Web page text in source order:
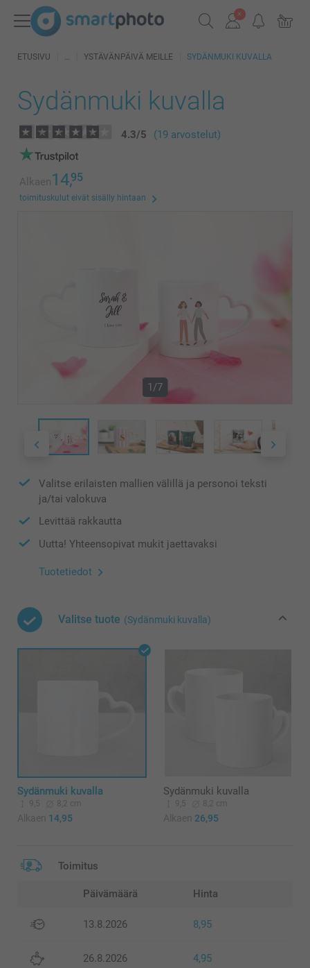
ETUSIVU YSTÄVÄNPÄIVÄ MEILLE SYDÄNMUKI KUVALLA
Sydänmuki kuvalla
4.3/5 (19 arvostelut)
Alkaen14,95
toimituskulut eivät sisälly hintaan
1/7
Valitse erilaisten mallien välillä ja personoi teksti
ja/tai valokuva
Levittää rakkautta
Uutta! Yhteensopivat mukit jaettavaksi
Tuotetiedot
Valitse tuote (Sydänmuki kuvalla)
Sydänmuki kuvalla
9,5 8,2 cm
Alkaen 14,95
Sydänmuki kuvalla
9,5 8,2 cm
Alkaen 26,95
Toimitus
Päivämäärä Hinta
13.8.2026 8,95
26.8.2026 4,95